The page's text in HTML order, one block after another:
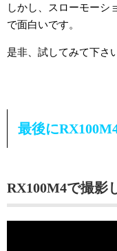
しかし、スローモーシ
で面白いです。
是非、試してみて下さ
最後に
RX100M4で撮影